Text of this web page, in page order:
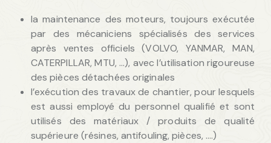
la maintenance des moteurs, toujours exécutée
par des mécaniciens spécialisés des services
après ventes officiels (VOLVO, YANMAR, MAN,
CATERPILLAR, MTU, …), avec l’utilisation rigoureuse
des pièces détachées originales
l’exécution des travaux de chantier, pour lesquels
est aussi employé du personnel qualifié et sont
utilisés des matériaux / produits de qualité
supérieure (résines, antifouling, pièces, ….)